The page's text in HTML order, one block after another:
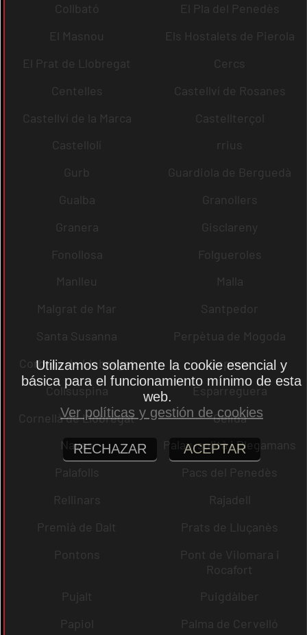
Collbató
El Pla del Penedès
El Masnou
Els Hostalets de Pierola
El Prat de Llobregat
Cercs
Centelles
Castellví de Rosanes
Castellví de la Marca
Castellterçol
Castellolí
rrius
Gurb
Guardiola de Berguedà
Gualba
Granollers
Granera
Gisclareny
Fonollosa
Folgueroles
Manlleu
Malla
Malgrat de Mar
Santpedor
Santa Susanna
Perpètua de Mogoda
Corbera de Llobregat
Copons
Collsuspina
Esparreguera
Cornellà de Llobregat
Gelida
Navas
Palau-solità i Plegamans
Palafolls
Pacs del Penedès
Rellinars
Rajadell
Premià de Dalt
Prats de Lluçanès
Pontons
Pont de Vilomara i
Rocafort
Pujalt
Puigdàlber
Papiol
Palma de Cervelló
Utilizamos solamente la cookie esencial y
básica para el funcionamiento mínimo de esta
web.
Ver políticas y gestión de cookies
RECHAZAR ACEPTAR